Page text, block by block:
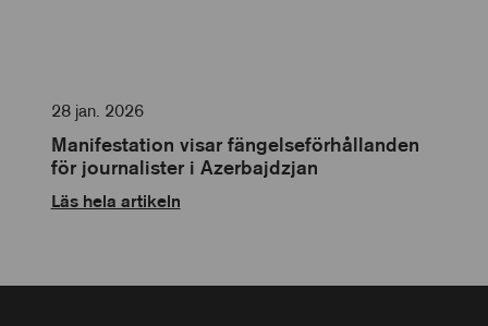
28 jan. 2026
Manifestation visar fängelseförhållanden
för journalister i Azerbajdzjan
Läs hela artikeln